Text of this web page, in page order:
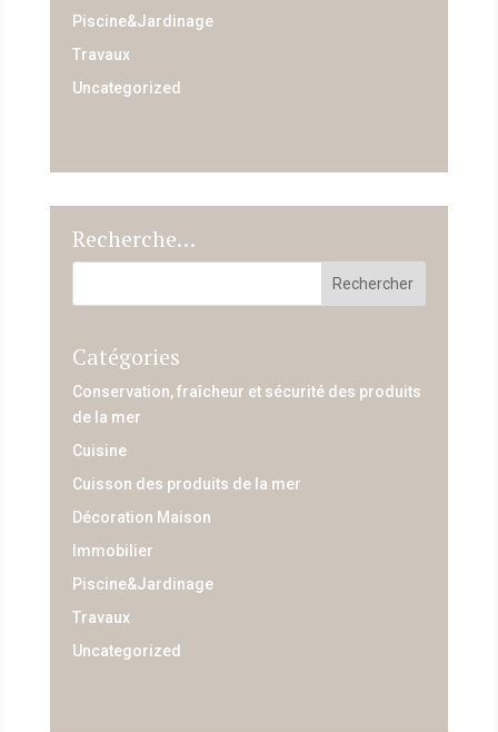
Piscine&Jardinage
Travaux
Uncategorized
Recherche…
Catégories
Conservation, fraîcheur et sécurité des produits
de la mer
Cuisine
Cuisson des produits de la mer
Décoration Maison
Immobilier
Piscine&Jardinage
Travaux
Uncategorized